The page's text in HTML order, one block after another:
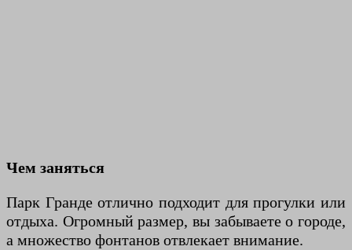
Чем заняться
Парк Гранде отлично подходит для прогулки или
отдыха. Огромный размер, вы забываете о городе,
а множество фонтанов отвлекает внимание.